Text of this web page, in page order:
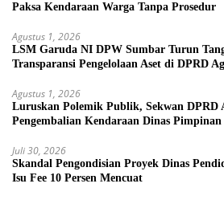
Paksa Kendaraan Warga Tanpa Prosedur
Agustus 1, 2026
LSM Garuda NI DPW Sumbar Turun
Transparansi Pengelolaan Aset di DPRD
Agustus 1, 2026
Luruskan Polemik Publik, Sekwan DPRD
Pengembalian Kendaraan Dinas
Juli 30, 2026
Skandal Pengondisian Proyek Dinas
Isu Fee 10 Persen Mencuat